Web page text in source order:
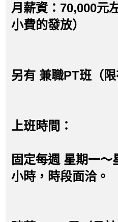
月薪資：70,000元
小費的發放）
另有 兼職PT班（限
上班時間：
固定每週 星期一
小時，時段面洽。